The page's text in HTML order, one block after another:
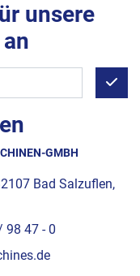
GMBH
Bad Salzuflen,
98 47 - 0
unsere